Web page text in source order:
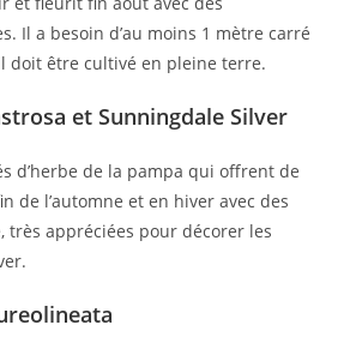
Il a besoin d’au moins 1 mètre carré
doit être cultivé en pleine terre.
et Sunningdale Silver
d’herbe de la pampa qui offrent de
de l’automne et en hiver avec des
très appréciées pour décorer les